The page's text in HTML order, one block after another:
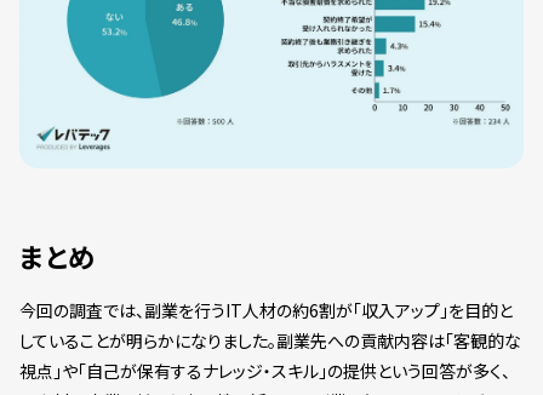
まとめ
今回の調査では、副業を行うIT人材の約6割が「収入アップ」を目的と
していることが明らかになりました。副業先への貢献内容は「客観的な
視点」や「自己が保有するナレッジ・スキル」の提供という回答が多く、